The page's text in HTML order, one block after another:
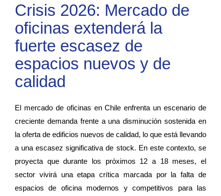
Crisis 2026: Mercado de
oficinas extenderá la
fuerte escasez de
espacios nuevos y de
calidad
El mercado de oficinas en Chile enfrenta un escenario de
creciente demanda frente a una disminución sostenida en
la oferta de edificios nuevos de calidad, lo que está llevando
a una escasez significativa de stock. En este contexto, se
proyecta que durante los próximos 12 a 18 meses, el
sector vivirá una etapa crítica marcada por la falta de
espacios de oficina modernos y competitivos para las